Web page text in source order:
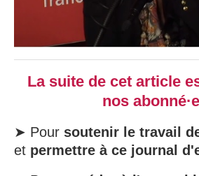
La suite de cet article
nos
➤ Pour soutenir le travail
et permettre à ce journal